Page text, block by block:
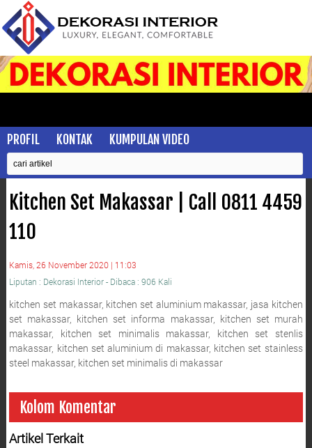
PROFIL KONTAK KUMPULAN VIDEO
Kitchen Set Makassar | Call 0811 4459
110
Kamis, 26 November 2020 | 11:03
Liputan : Dekorasi Interior - Dibaca : 906 Kali
kitchen set makassar, kitchen set aluminium makassar, jasa kitchen
set makassar, kitchen set informa makassar, kitchen set murah
makassar, kitchen set minimalis makassar, kitchen set stenlis
makassar, kitchen set aluminium di makassar, kitchen set stainless
steel makassar, kitchen set minimalis di makassar
Kolom Komentar
Artikel Terkait